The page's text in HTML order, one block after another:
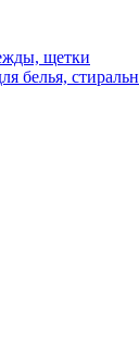
щетки
белья,